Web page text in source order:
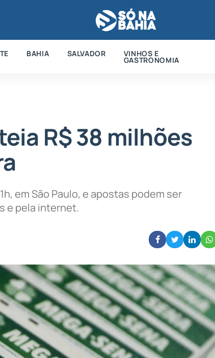
BAHIA SALVADOR VINHOS E
GASTRONOMIA
R$ 38 milhões
em São Paulo, e apostas podem ser
e pela internet.